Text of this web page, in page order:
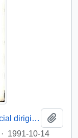
[Oficio del Jefe de Gabinete Presidencial dirigido al Intendente de la Región de Tarapacá]
· 1991-10-14